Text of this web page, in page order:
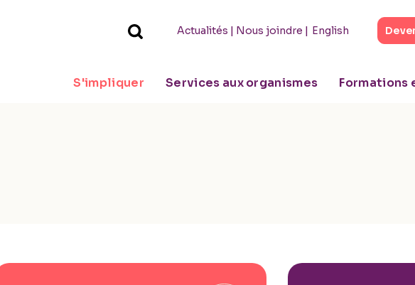
Actualités | Nous joindre | English
S'impliquer Services aux organismes